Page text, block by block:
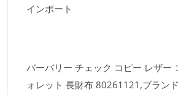
インポート
バーバリー チェック コピー レザー
ォレット 長財布 80261121,ブラン